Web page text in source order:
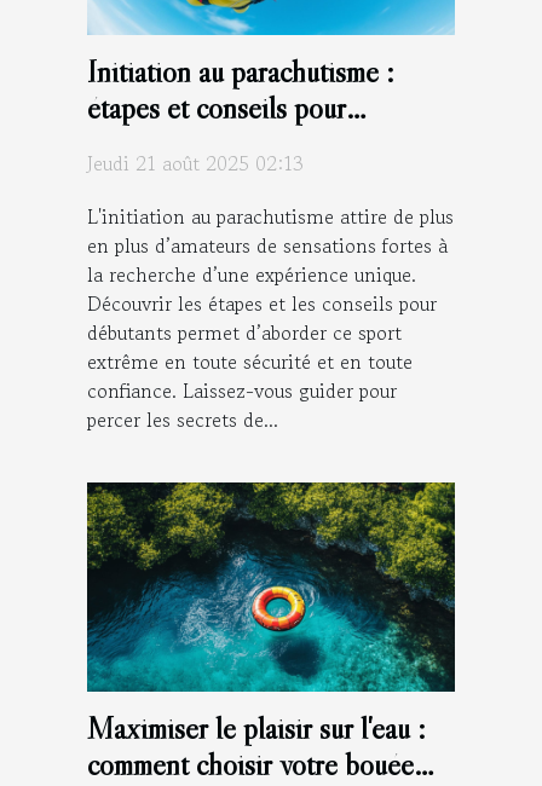
Initiation au parachutisme :
étapes et conseils pour
Jeudi 21 août 2025 02:13
L'initiation au parachutisme attire de plus
en plus d’amateurs de sensations fortes à
la recherche d’une expérience unique.
Découvrir les étapes et les conseils pour
débutants permet d’aborder ce sport
extrême en toute sécurité et en toute
confiance. Laissez-vous guider pour
percer les secrets de...
Maximiser le plaisir sur l'eau :
comment choisir votre bouée